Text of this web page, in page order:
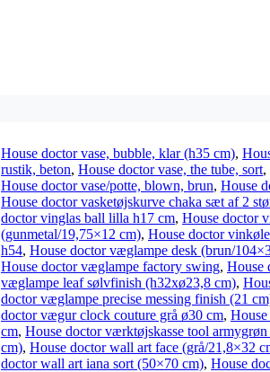
House doctor vase, bubble, klar (h35 cm),
rustik, beton, House doctor vase, the tube, sort,
House doctor vase/potte, blown, brun, House
House doctor vasketøjskurve chaka sæt af 2
doctor vinglas ball lilla h17 cm, House doctor
(gunmetal/19,75×12 cm), House doctor
h54, House doctor væglampe desk (brun/
House doctor væglampe factory swing, House
væglampe leaf sølvfinish (h32xø23,8 cm),
doctor væglampe precise messing finish (21
doctor vægur clock couture grå ø30 cm,
cm, House doctor værktøjskasse tool
cm), House doctor wall art face (grå/21,8×32
doctor wall art iana sort (50×70 cm), House